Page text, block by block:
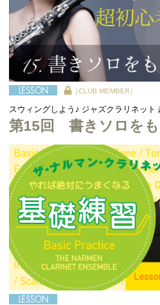
［CLUB MEMBER］
スウィングしよう♪ ジャズクラリネット
第15回 書きソロをも